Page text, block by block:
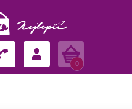
Košík
0